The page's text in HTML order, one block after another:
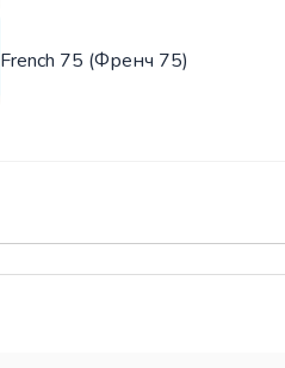
French 75 (Френч 75)